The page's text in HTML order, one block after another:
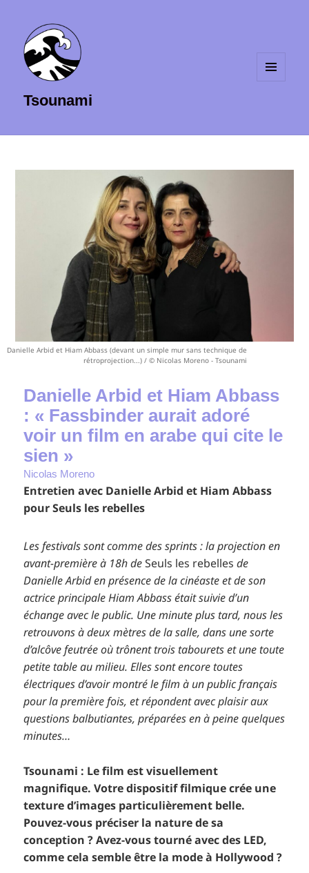
Tsounami
Danielle Arbid et Hiam Abbass (devant un simple mur sans technique de
rétroprojection...) / © Nicolas Moreno - Tsounami
Danielle Arbid et Hiam Abbass
: « Fassbinder aurait adoré
voir un film en arabe qui cite le
sien »
Nicolas Moreno
Entretien avec Danielle Arbid et Hiam Abbass
pour Seuls les rebelles
Les festivals sont comme des sprints : la projection en
avant-première à 18h deSeuls les rebelles de
Danielle Arbid en présence de la cinéaste et de son
actrice principale Hiam Abbass était suivie d’un
échange avec le public. Une minute plus tard, nous les
retrouvons à deux mètres de la salle, dans une sorte
d’alcôve feutrée où trônent trois tabourets et une toute
petite table au milieu. Elles sont encore toutes
électriques d’avoir montré le film à un public français
pour la première fois, et répondent avec plaisir aux
questions balbutiantes, préparées en à peine quelques
minutes…
Tsounami : Le film est visuellement
magnifique. Votre dispositif filmique crée une
texture d’images particulièrement belle.
Pouvez-vous préciser la nature de sa
conception ? Avez-vous tourné avec des LED,
comme cela semble être la mode à Hollywood ?